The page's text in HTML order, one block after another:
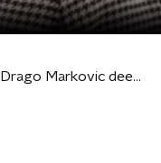
Tanja zoekt vader Drago Markovic deel 5